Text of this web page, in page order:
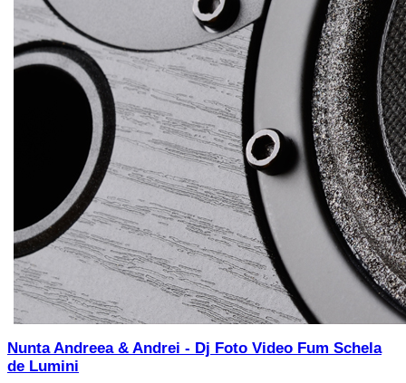
Nunta Andreea & Andrei - Dj Foto Video Fum Schela
de Lumini